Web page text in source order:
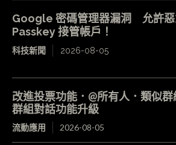
Google 密碼管理器漏洞 允許惡
Passkey 接管帳戶！
科技新聞 2026-08-05
改進投票功能．@所有人．類似
群組對話功能升級
流動應用 2026-08-05